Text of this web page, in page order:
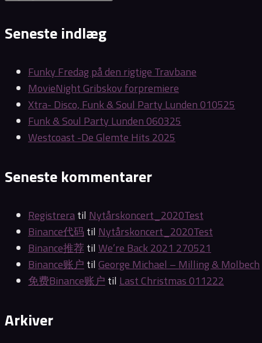
comment
comment
(optional)
Seneste indlæg
Funky Fredag på den rigtige Travbane
MovieNight Gribskov forpremiere
Xtra- Disco, Funk & Soul Party Lunden 010525
Funk & Soul Party Lunden 060325
Westcoast -De Glemte Hits 2025
Seneste kommentarer
Registreratil Nytårskoncert_2020Test
Binance代码 til Nytårskoncert_2020Test
Binance推荐 tilWe’re Back 2021 270521
Binance账户 tilGeorge Michael – Milling & Molbech
免费Binance账户 til Last Christmas 011222
Arkiver